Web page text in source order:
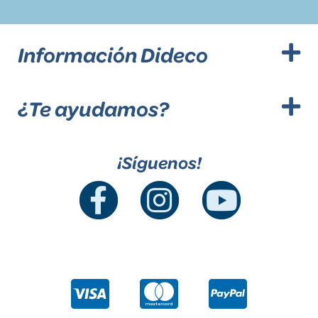
Información Dideco
¿Te ayudamos?
¡Síguenos!